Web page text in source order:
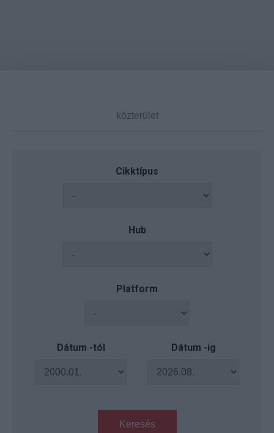
Cikktípus
Hub
Platform
Dátum -tól Dátum -ig
Keresés